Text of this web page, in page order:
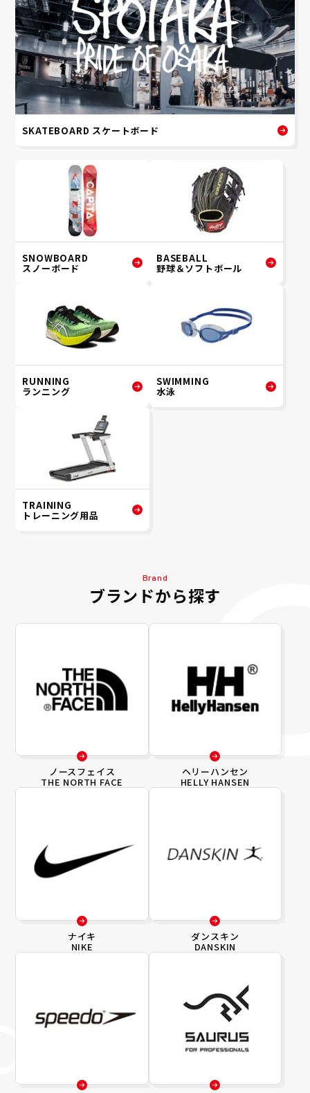
SKATEBOARD スケートボード
SNOWBOARD
スノーボード
BASEBALL
野球＆ソフトボール
RUNNING
ランニング
SWIMMING
水泳
TRAINING
トレーニング用品
Brand
ブランドから探す
ノースフェイス
THE NORTH FACE
ヘリーハンセン
HELLY HANSEN
ナイキ
NIKE
ダンスキン
DANSKIN